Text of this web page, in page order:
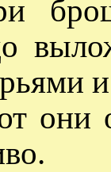
они